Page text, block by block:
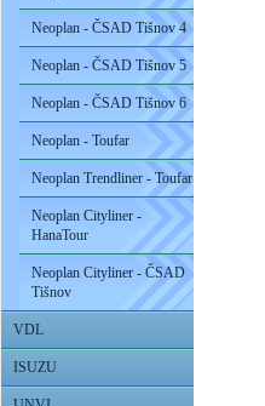
Neoplan - ČSAD Tišnov 4
Neoplan - ČSAD Tišnov 5
Neoplan - ČSAD Tišnov 6
Neoplan - Toufar
Neoplan Trendliner - Toufar
Neoplan Cityliner -
HanaTour
Neoplan Cityliner - ČSAD
Tišnov
VDL
ISUZU